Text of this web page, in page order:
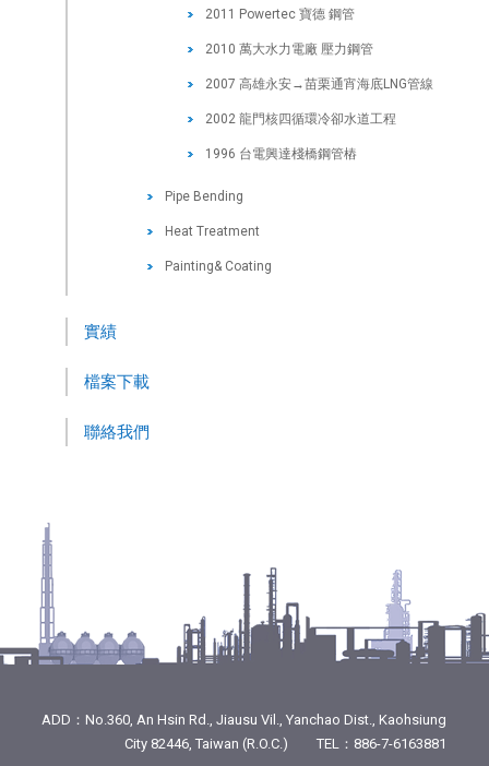
2011 Powertec 寶德 鋼管
2010 萬大水力電廠 壓力鋼管
2007 高雄永安→苗栗通宵海底LNG管線
2002 龍門核四循環冷卻水道工程
1996 台電興達棧橋鋼管樁
Pipe Bending
Heat Treatment
Painting& Coating
實績
檔案下載
聯絡我們
ADD：No.360, An Hsin Rd., Jiausu Vil., Yanchao Dist., Kaohsiung
City 82446, Taiwan (R.O.C.) TEL：886-7-6163881